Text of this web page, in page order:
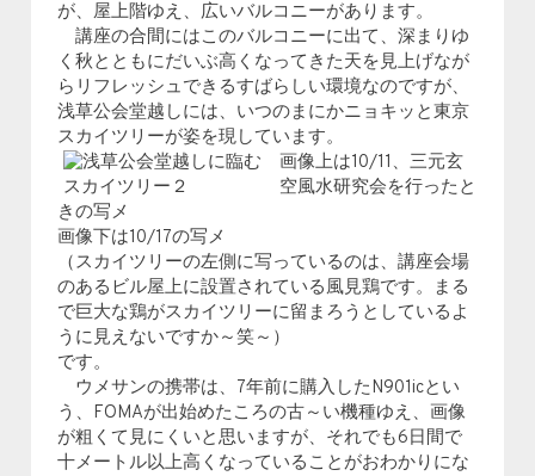
が、屋上階ゆえ、広いバルコニーがあります。
講座の合間にはこのバルコニーに出て、深まりゆ
く秋とともにだいぶ高くなってきた天を見上げなが
らリフレッシュできるすばらしい環境なのですが、
浅草公会堂越しには、いつのまにかニョキッと東京
スカイツリーが姿を現しています。
画像上は10/11、三元玄
空風水研究会を行ったと
きの写メ
画像下は10/17の写メ
（スカイツリーの左側に写っているのは、講座会場
のあるビル屋上に設置されている風見鶏です。まる
で巨大な鶏がスカイツリーに留まろうとしているよ
うに見えないですか～笑～）
です。
ウメサンの携帯は、7年前に購入したN901icとい
う、FOMAが出始めたころの古～い機種ゆえ、画像
が粗くて見にくいと思いますが、それでも6日間で
十メートル以上高くなっていることがおわかりにな